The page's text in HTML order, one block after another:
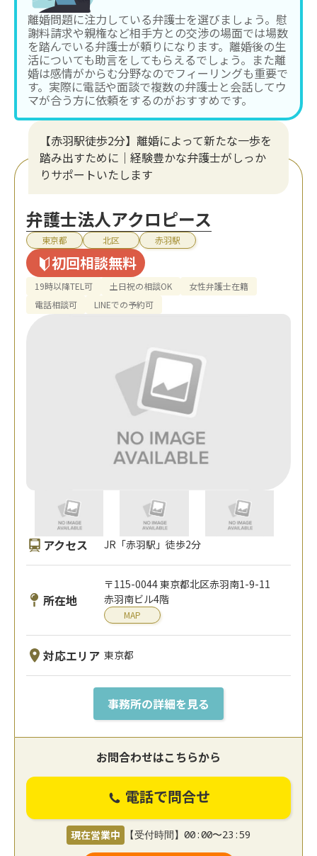
離婚問題に注力している弁護士を選びましょう。慰
謝料請求や親権など相手方との交渉の場面では場数
を踏んでいる弁護士が頼りになります。離婚後の生
活についても助言をしてもらえるでしょう。また離
婚は感情がからむ分野なのでフィーリングも重要で
す。実際に電話や面談で複数の弁護士と会話してウ
マが合う方に依頼をするのがおすすめです。
【赤羽駅徒歩2分】離婚によって新たな一歩を
踏み出すために｜経験豊かな弁護士がしっか
りサポートいたします
弁護士法人アクロピース
東京都 北区 赤羽駅
初回相談無料
19時以降TEL可 土日祝の相談OK
女性弁護士在籍
電話相談可
LINEでの予約可
アクセス JR「赤羽駅」徒歩2分
所在地
〒115-0044 東京都北区赤羽南1-9-11
赤羽南ビル4階
MAP
対応エリア 東京都
事務所の詳細を見る
お問合わせはこちらから
電話で問合せ
現在営業中 【受付時間】00:00〜23:59